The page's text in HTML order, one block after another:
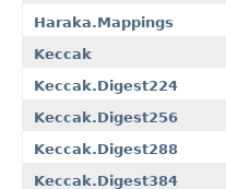
Haraka.Mappings
Keccak
Keccak.Digest224
Keccak.Digest256
Keccak.Digest288
Keccak.Digest384